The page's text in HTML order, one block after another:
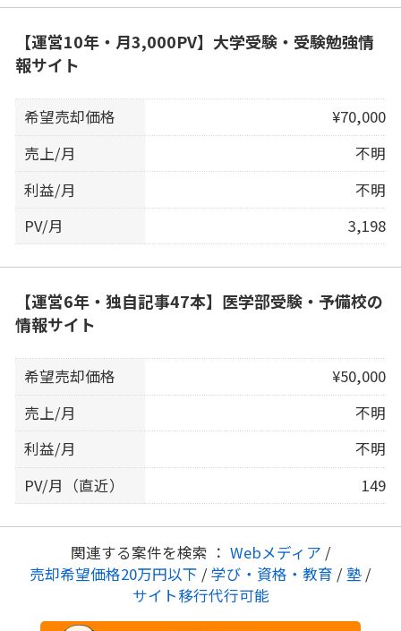
【運営10年・月3,000PV】大学受験・受験勉強情
報サイト
希望売却価格
¥70,000
売上/月
不明
利益/月
不明
PV/月
3,198
【運営6年・独自記事47本】医学部受験・予備校の
情報サイト
希望売却価格
¥50,000
売上/月
不明
利益/月
不明
PV/月（直近）
149
関連する案件を検索 ： Webメディア /
売却希望価格20万円以下 / 学び・資格・教育 / 塾 /
サイト移行代行可能